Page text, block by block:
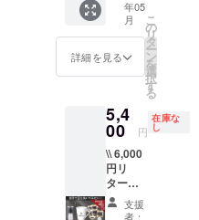
程度) ※
定期便
きな豆
を選べ
リター
ンお届
け時に
ご案内)
頂いて
いる舘
田珈琲
焙煎所
ンライ
ン淹れ
も付い
ていま
す。(5
月中旬
ヒーラ
イフを
楽しむ
ために
届けし
ます！
断セッ
トはも
ちろ
ん、
コー
バー +
タイ
マー付
きス
淹れ方
講座チ
+ 12ヶ
月の定
期便 +
完全
オー
送) + 簡
易ド
リッ
パー +
コー
ター +
ステッ
カー +
マグ
カップ
+ ハン
ドミ
ル】
年05
月
詳細を見る
こ
の
リ
タ
ー
ン
を
選
択
す
る
5,4
00 円
在庫な
し
\\ 6,000
円リ
ターン
の
10％OF
支援
者：